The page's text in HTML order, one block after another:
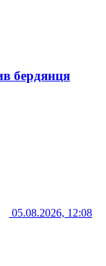
бердянця
05.08.2026, 12:08